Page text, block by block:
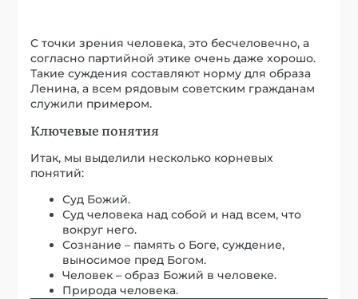
С точки зрения человека, это бесчеловечно, а
согласно партийной этике очень даже хорошо.
Такие суждения составляют норму для образа
Ленина, а всем рядовым советским гражданам
служили примером.
Ключевые понятия
Итак, мы выделили несколько корневых
понятий:
Суд Божий.
Суд человека над собой и над всем, что
вокруг него.
Сознание – память о Боге, суждение,
выносимое пред Богом.
Человек – образ Божий в человеке.
Природа человека.